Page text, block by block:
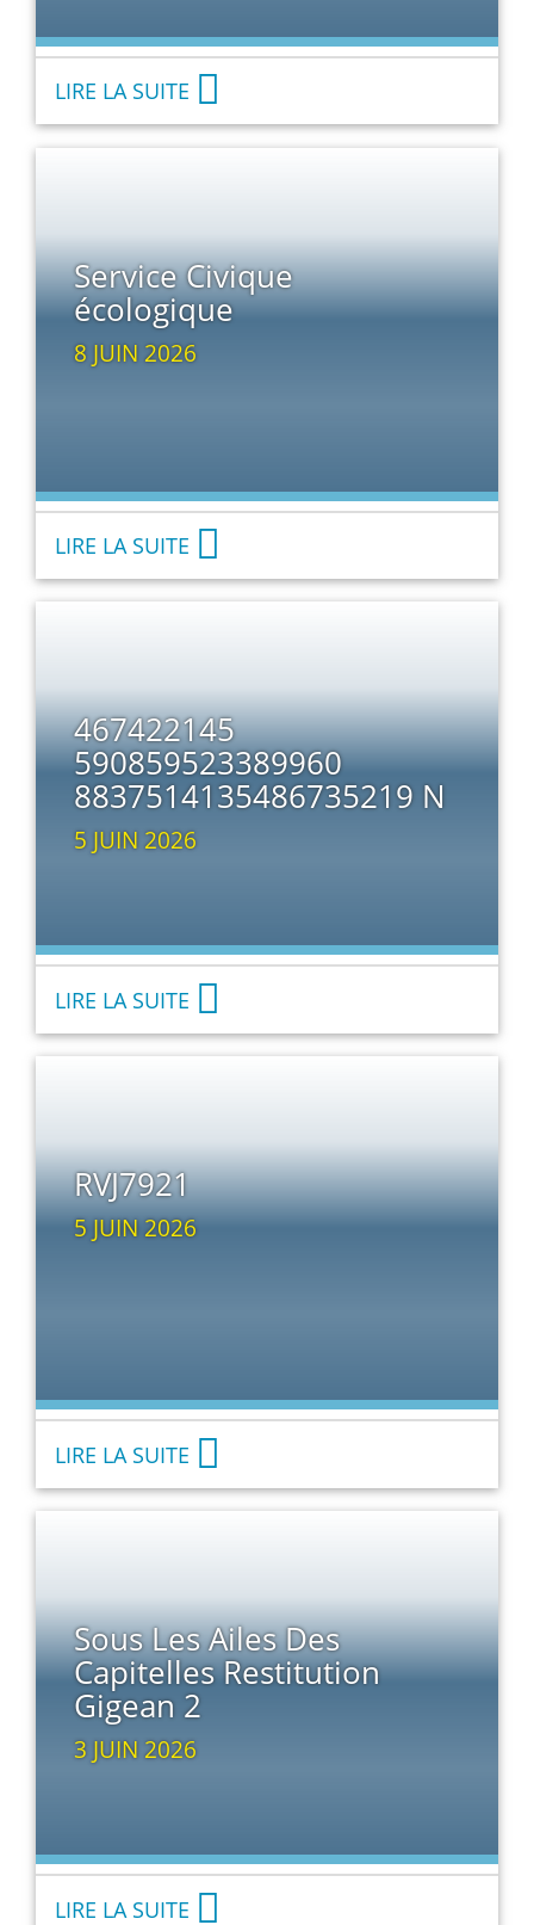
LIRE LA SUITE
Service Civique
écologique
8 JUIN 2026
LIRE LA SUITE
467422145
590859523389960
8837514135486735219 N
5 JUIN 2026
LIRE LA SUITE
RVJ7921
5 JUIN 2026
LIRE LA SUITE
Sous Les Ailes Des
Capitelles Restitution
Gigean 2
3 JUIN 2026
LIRE LA SUITE